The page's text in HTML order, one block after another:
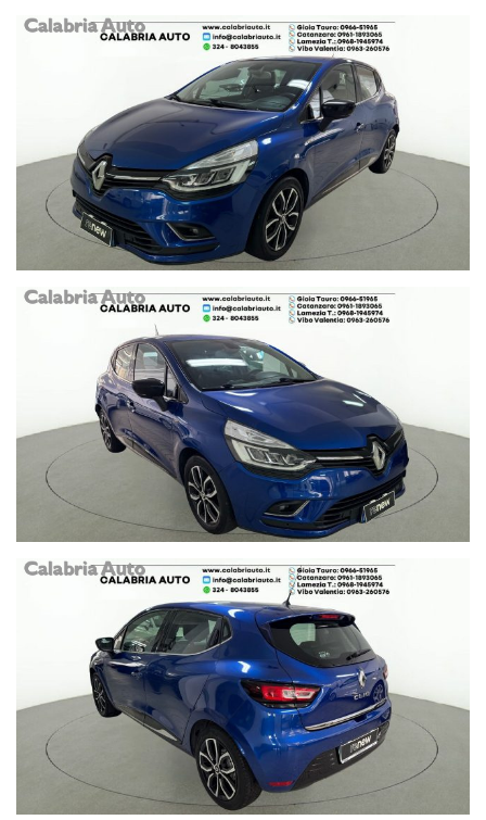
TEL 0966 51965
Per vs comodità , ecco le altre sedi della nostra concessionaria,
dove poter avere tutte le informazioni sulla vettura scelta ed
anche acquistarla!
CATANZARO
VIALE LUCREZIA DELLA VALLE
TEL 0961 1893065
VIBO VALENTIA (VV)
TEL 0963 260576
LAMEZIA TERME (CZ)
VIA DEL PROGRESSO N. 256
0968 1945974